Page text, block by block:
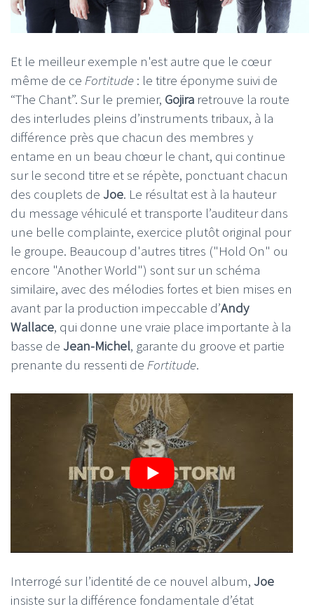
Et le meilleur exemple n'est autre que le cœur
même de ce Fortitude : le titre éponyme suivi de
“The Chant”. Sur le premier, Gojira retrouve la route
des interludes pleins d’instruments tribaux, à la
différence près que chacun des membres y
entame en un beau chœur le chant, qui continue
sur le second titre et se répète, ponctuant chacun
des couplets de Joe. Le résultat est à la hauteur
du message véhiculé et transporte l’auditeur dans
une belle complainte, exercice plutôt original pour
le groupe. Beaucoup d'autres titres ("Hold On" ou
encore "Another World") sont sur un schéma
similaire, avec des mélodies fortes et bien mises en
avant par la production impeccable d’Andy
Wallace, qui donne une vraie place importante à la
basse de Jean-Michel, garante du groove et partie
prenante du ressenti de Fortitude.
Interrogé sur l’identité de ce nouvel album, Joe
insiste sur la différence fondamentale d’état